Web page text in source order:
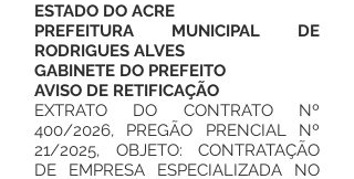
ESTADO DO ACRE
PREFEITURA MUNICIPAL DE
RODRIGUES ALVES
GABINETE DO PREFEITO
AVISO DE RETIFICAÇÃO
EXTRATO DO CONTRATO Nº
400/2026, PREGÃO PRENCIAL Nº
21/2025, OBJETO: CONTRATAÇÃO
DE EMPRESA ESPECIALIZADA NO